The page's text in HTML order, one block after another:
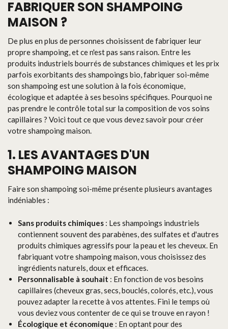
FABRIQUER SON SHAMPOING
MAISON ?
De plus en plus de personnes choisissent de fabriquer leur
propre shampoing, et ce n'est pas sans raison. Entre les
produits industriels bourrés de substances chimiques et les prix
parfois exorbitants des shampoings bio, fabriquer soi-même
son shampoing est une solution à la fois économique,
écologique et adaptée à ses besoins spécifiques. Pourquoi ne
pas prendre le contrôle total sur la composition de vos soins
capillaires ? Voici tout ce que vous devez savoir pour créer
votre shampoing maison.
1. LES AVANTAGES D'UN
SHAMPOING MAISON
Faire son shampoing soi-même présente plusieurs avantages
indéniables :
Sans produits chimiques : Les shampoings industriels
contiennent souvent des parabènes, des sulfates et d'autres
produits chimiques agressifs pour la peau et les cheveux. En
fabriquant votre shampoing maison, vous choisissez des
ingrédients naturels, doux et efficaces.
Personnalisable à souhait : En fonction de vos besoins
capillaires (cheveux gras, secs, bouclés, colorés, etc.), vous
pouvez adapter la recette à vos attentes. Fini le temps où
vous deviez vous contenter de ce qui se trouve en rayon !
Écologique et économique : En optant pour des